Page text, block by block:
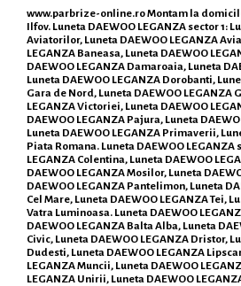
www.parbrize-online.roMontam la
Ilfov. Luneta DAEWOO LEGANZA sector 1:
Aviatorilor, Luneta DAEWOO LEGANZA
LEGANZA Baneasa, Luneta DAEWOO
DAEWOO LEGANZA Damaroaia, Luneta
Luneta DAEWOO LEGANZA Dorobanti,
Gara de Nord, Luneta DAEWOO LEGANZA
LEGANZA Victoriei, Luneta DAEWOO
DAEWOO LEGANZA Pajura, Luneta
Luneta DAEWOO LEGANZA Primaverii,
Piata Romana. Luneta DAEWOO LEGANZA
LEGANZA Colentina, Luneta DAEWOO
DAEWOO LEGANZA Mosilor, Luneta
DAEWOO LEGANZA Pantelimon, Luneta
Cel Mare, Luneta DAEWOO LEGANZA Tei,
Vatra Luminoasa. Luneta DAEWOO
DAEWOO LEGANZA Balta Alba, Luneta
Civic, Luneta DAEWOO LEGANZA Dristor,
Dudesti, Luneta DAEWOO LEGANZA
LEGANZA Muncii, Luneta DAEWOO
LEGANZA Unirii, Luneta DAEWOO